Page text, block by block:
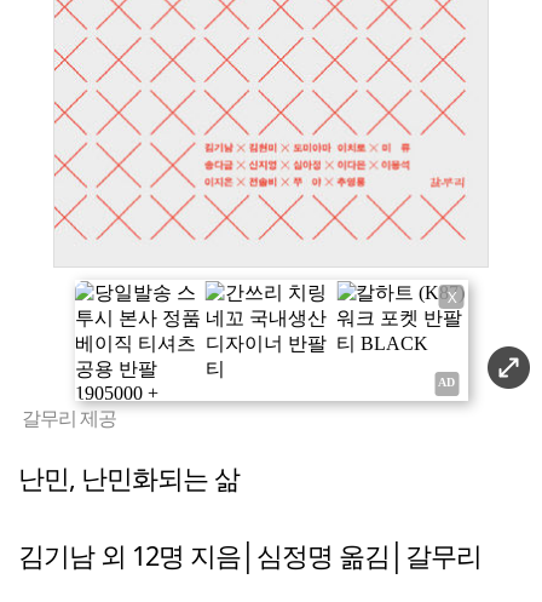
X
갈무리 제공
난민, 난민화되는 삶
김기남 외 12명 지음│심정명 옮김│갈무리